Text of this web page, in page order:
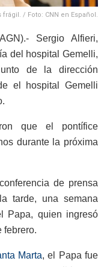
/ Foto: CNN en Español.
Sergio Alfieri,
del hospital Gemelli,
de la dirección
el hospital Gemelli
que el pontífice
durante la próxima
de prensa
tarde, una semana
Papa, quien ingresó
febrero.
Marta, el Papa fue